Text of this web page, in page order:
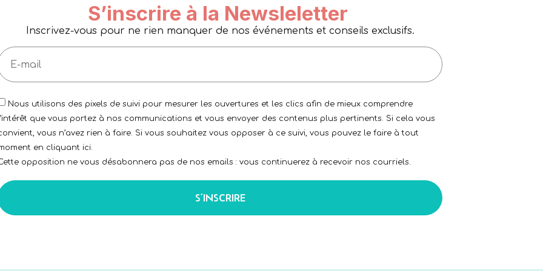
S’inscrire à la Newsleletter
Inscrivez-vous pour ne rien manquer de nos événements et conseils exclusifs.
Nous utilisons des pixels de suivi pour mesurer les ouvertures et les clics afin de mieux comprendre
que vous portez à nos communications et vous envoyer des contenus plus pertinents. Si cela vous
vous n’avez rien à faire. Si vous souhaitez vous opposer à ce suivi, vous pouvez le faire à tout
en cliquant ici.
opposition ne vous désabonnera pas de nos emails : vous continuerez à recevoir nos courriels.
S’INSCRIRE